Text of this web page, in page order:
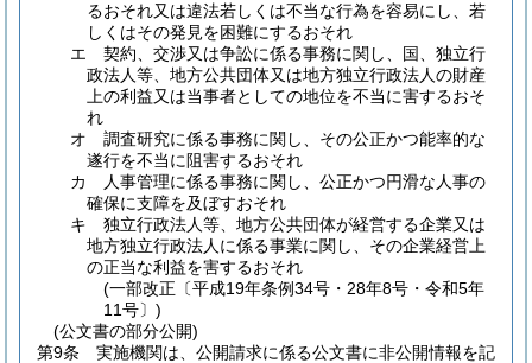
るおそれ又は違法若しくは不当な行為を容易にし、若
しくはその発見を困難にするおそれ
エ
契約、交渉又は争訟に係る事務に関し、国、独立行
政法人等、地方公共団体又は地方独立行政法人の財産
上の利益又は当事者としての地位を不当に害するおそ
れ
オ
調査研究に係る事務に関し、その公正かつ能率的な
遂行を不当に阻害するおそれ
カ
人事管理に係る事務に関し、公正かつ円滑な人事の
確保に支障を及ぼすおそれ
キ
独立行政法人等、地方公共団体が経営する企業又は
地方独立行政法人に係る事業に関し、その企業経営上
の正当な利益を害するおそれ
(一部改正〔平成19年条例34号・28年8号・令和5年
11号〕)
(公文書の部分公開)
第9条
実施機関は、公開請求に係る公文書に非公開情報を記